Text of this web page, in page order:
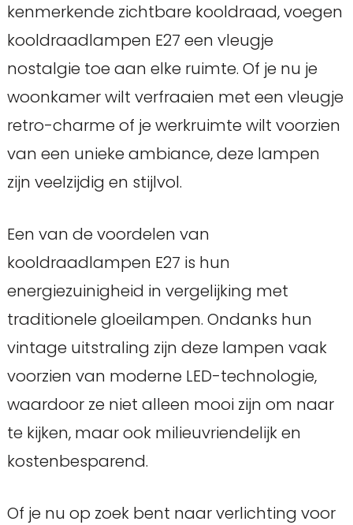
kenmerkende zichtbare kooldraad, voegen
kooldraadlampen E27 een vleugje
nostalgie toe aan elke ruimte. Of je nu je
woonkamer wilt verfraaien met een vleugje
retro-charme of je werkruimte wilt voorzien
van een unieke ambiance, deze lampen
zijn veelzijdig en stijlvol.
Een van de voordelen van
kooldraadlampen E27 is hun
energiezuinigheid in vergelijking met
traditionele gloeilampen. Ondanks hun
vintage uitstraling zijn deze lampen vaak
voorzien van moderne LED-technologie,
waardoor ze niet alleen mooi zijn om naar
te kijken, maar ook milieuvriendelijk en
kostenbesparend.
Of je nu op zoek bent naar verlichting voor